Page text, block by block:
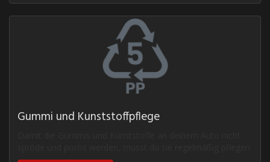
Gummi und Kunststoffpflege